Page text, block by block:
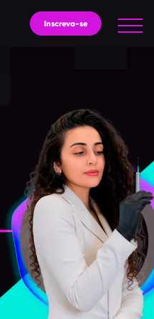
Inscreva-se